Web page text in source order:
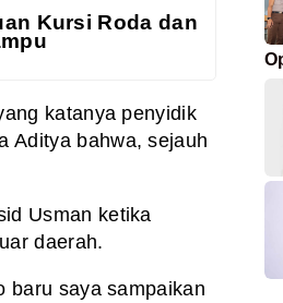
Kursi Roda dan
katanya penyidik
Aditya bahwa, sejauh
Usman ketika
daerah.
baru saya sampaikan